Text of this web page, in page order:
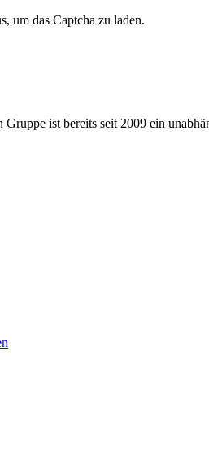
um das Captcha zu laden.
ist bereits seit 2009 ein